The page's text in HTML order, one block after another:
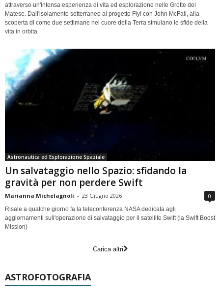
attraverso un'intensa esperienza di vita ed esplorazione nelle Grotte del
Matese. Dall'isolamento sotterraneo al progetto Fly! con John McFall, alla
scoperta di come due settimane nel cuore della Terra simulano le sfide della
vita in orbita
Astronautica ed Esplorazione Spaziale
Un salvataggio nello Spazio: sfidando la
gravità per non perdere Swift
Marianna Michelagnoli - 23 Giugno 2026 0
Risale a qualche giorno fa la teleconferenza NASA dedicata agli
aggiornamenti sull'operazione di salvataggio per il satellite Swift (la Swift Boost
Mission)
Carica altri
ASTROFOTOGRAFIA